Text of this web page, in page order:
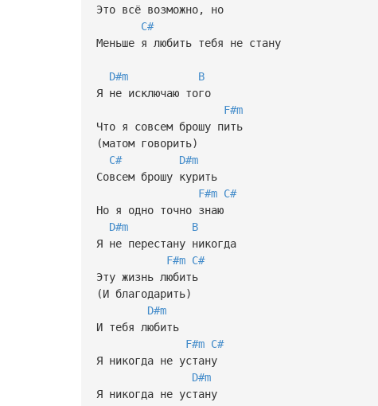
Это всё возможно, но
C#
Меньше я любить тебя не стану
D#m
B
Я не исключаю того
F#m
Что я совсем брошу пить
(матом говорить)
C#
D#m
Совсем брошу курить
F#m C#
Но я одно точно знаю
D#m
B
Я не перестану никогда
F#m C#
Эту жизнь любить
(И благодарить)
D#m
И тебя любить
F#m C#
Я никогда не устану
D#m
Я никогда не устану